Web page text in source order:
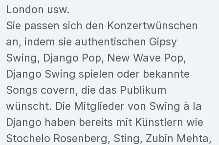
London usw.
Sie passen sich den Konzertwünschen
an, indem sie authentischen Gipsy
Swing, Django Pop, New Wave Pop,
Django Swing spielen oder bekannte
Songs covern, die das Publikum
wünscht. Die Mitglieder von Swing à la
Django haben bereits mit Künstlern wie
Stochelo Rosenberg, Sting, Zubin Mehta,